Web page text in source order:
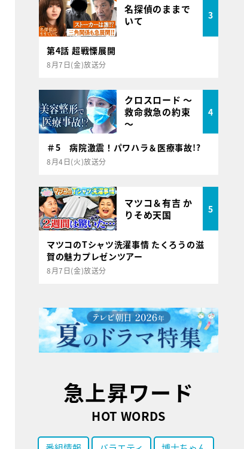
名探偵のままで
いて
3
第4話 超戦慄展開
8月7日(金)放送分
クロスロード ～
救命救急の約束
～
4
＃5 病院激震！パワハラ＆医療事故!?
8月4日(火)放送分
マツコ＆有吉 か
りそめ天国
5
マツコのTシャツ洗濯事情 たくろうの滋
賀の魅力プレゼンツアー
8月7日(金)放送分
急上昇ワード
HOT WORDS